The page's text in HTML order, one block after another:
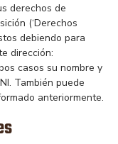
derechos de
(‘Derechos
debiendo para
dirección:
casos su nombre y
También puede
anteriormente.